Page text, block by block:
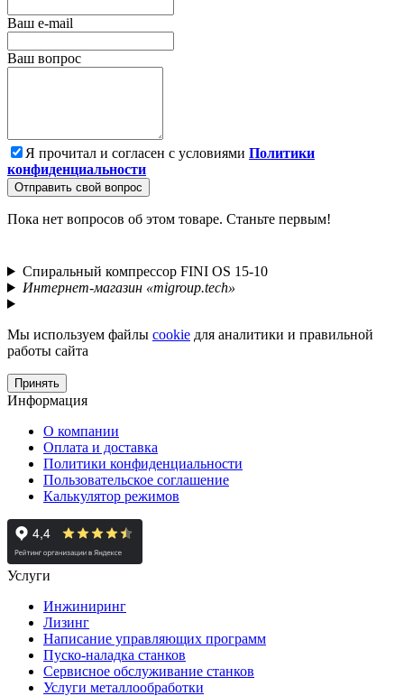
Ваш e-mail
Ваш вопрос
Я прочитал и согласен с условиями Политики
конфиденциальности
Отправить свой вопрос
Пока нет вопросов об этом товаре. Станьте первым!
Спиральный компрессор FINI OS 15-10
Интернет-магазин «migroup.tech»
Мы используем файлы cookie для аналитики и правильной
работы сайта
Принять
Информация
О компании
Оплата и доставка
Политики конфиденциальности
Пользовательское соглашение
Калькулятор режимов
Услуги
Инжиниринг
Лизинг
Написание управляющих программ
Пуско-наладка станков
Сервисное обслуживание станков
Услуги металлообработки